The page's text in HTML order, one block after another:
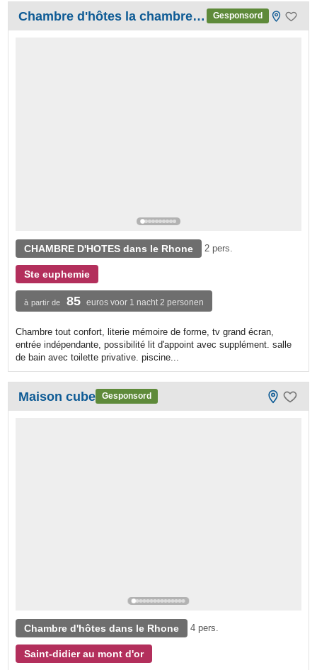
Chambre d'hôtes la chambre du bady Gesponsord
CHAMBRE D'HOTES dans le Rhone 2 pers.
Ste euphemie
à partir de 85 euros voor 1 nacht 2 personen
Chambre tout confort, literie mémoire de forme, tv grand écran,
entrée indépendante, possibilité lit d'appoint avec supplément. salle
de bain avec toilette privative. piscine...
Maison cube Gesponsord
Chambre d'hôtes dans le Rhone 4 pers.
Saint-didier au mont d'or